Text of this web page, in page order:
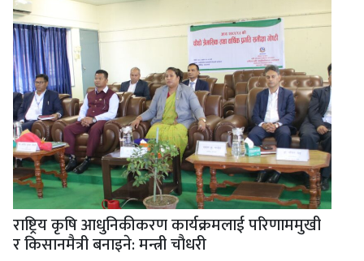
राष्ट्रिय कृषि आधुनिकीकरण कार्यक्रमलाई परिणाममुखी
र किसानमैत्री बनाइने: मन्त्री चौधरी